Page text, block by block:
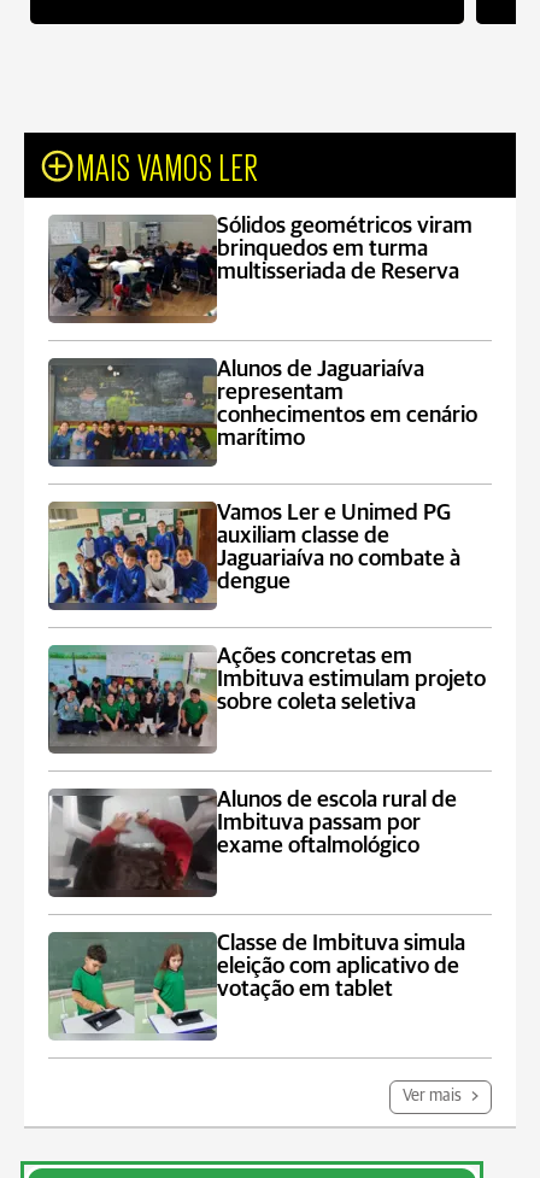
MAIS VAMOS LER
Sólidos geométricos viram
brinquedos em turma
multisseriada de Reserva
Alunos de Jaguariaíva
representam
conhecimentos em cenário
marítimo
Vamos Ler e Unimed PG
auxiliam classe de
Jaguariaíva no combate à
dengue
Ações concretas em
Imbituva estimulam projeto
sobre coleta seletiva
Alunos de escola rural de
Imbituva passam por
exame oftalmológico
Classe de Imbituva simula
eleição com aplicativo de
votação em tablet
Ver mais